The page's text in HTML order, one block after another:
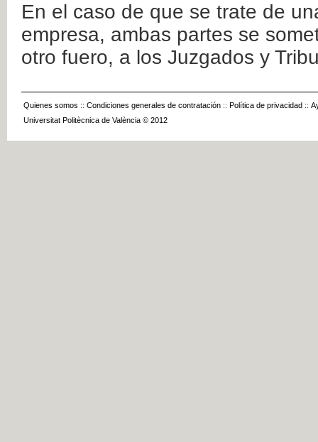
En el caso de que se trate de
empresa, ambas partes se
otro fuero, a los Juzgados y
Quienes somos :: Condiciones generales de contratación :: Política de privacidad ::
Universitat Politècnica de València © 2012